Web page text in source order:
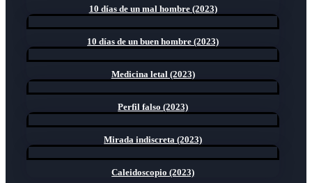
10 días de un mal hombre (2023)
10 días de un buen hombre (2023)
Medicina letal (2023)
Perfil falso (2023)
Mirada indiscreta (2023)
Caleidoscopio (2023)